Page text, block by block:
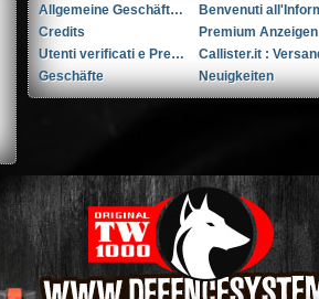
Allgemeine Geschäftsbedingungen (AGB)s
Credits
Premium Anzeigen
Utenti verificati e Premium
Geschäfte
Neuigkeiten